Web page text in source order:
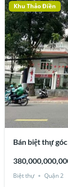
Khu Thảo Điền
Bán biệt thự
Biệt thự Quận 2